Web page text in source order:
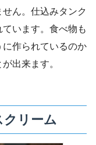
ん。仕込みタンク
います。食べ物も
作られているのか
出来ます。
クリーム